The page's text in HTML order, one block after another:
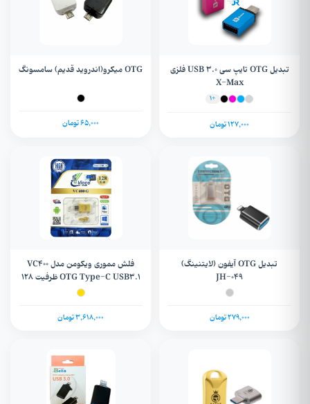
تبدیل OTG تایپ سی USB 3.0 فلزی
X-Max
+1
127,000 تومان
OTG میکرو(اندروید قدیم) سامسونگ
65,000 تومان
تبدیل OTG آیفون (لایتنینگ)
JH-۰۴۹
279,000 تومان
فلش مموری ویکومن مدل VC400
OTG Type-C USB3.1 ظرفیت 128
گیگابایت + گارانتی مادام العمر
3,618,000 تومان